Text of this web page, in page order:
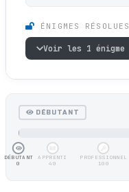
ÉNIGMES RÉSOLUES
Voir les 1 énigme
DÉBUTANT
DÉBUTANT
0
APPRENTI
40
PROFESSIONNEL
100